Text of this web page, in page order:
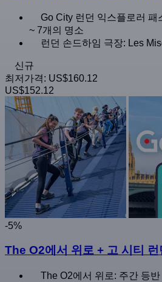
Go City 런던 익스플로러 패
~ 7개의 명소
런던 손드하임 극장: Les
신규
최저가격: US$160.12
US$152.12
-5%
The O2에서 위로 + 고 시티
The O2에서 위로: 주간 등반